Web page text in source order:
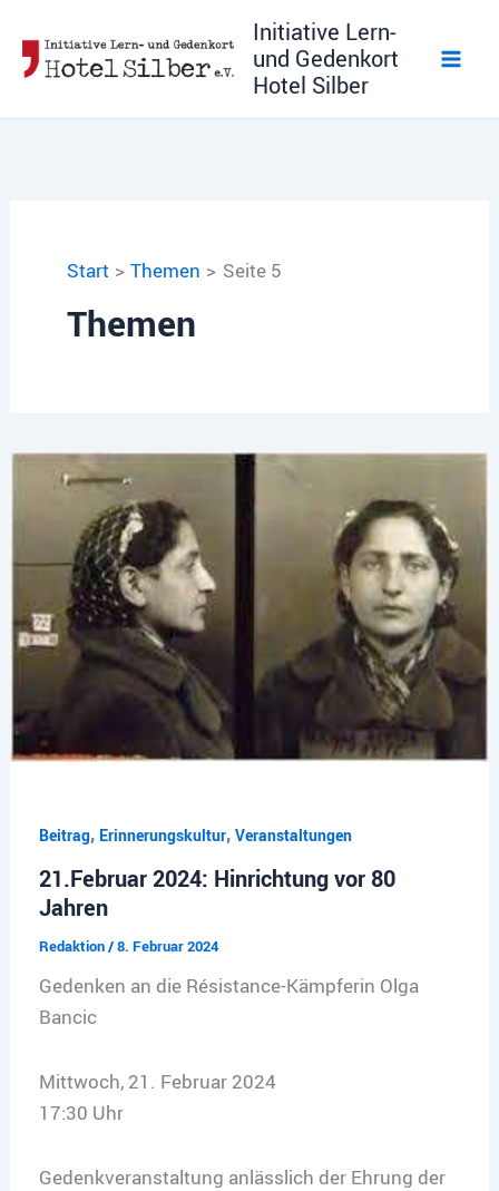
Inhalt
springen
Initiative Lern-
und Gedenkort
Hotel Silber
Start Themen Seite 5
Themen
Beitrag, Erinnerungskultur, Veranstaltungen
21.Februar 2024: Hinrichtung vor 80
Jahren
Redaktion/8. Februar 2024
Gedenken an die Résistance-Kämpferin Olga
Bancic
Mittwoch, 21. Februar 2024
17:30 Uhr
Gedenkveranstaltung anlässlich der Ehrung der